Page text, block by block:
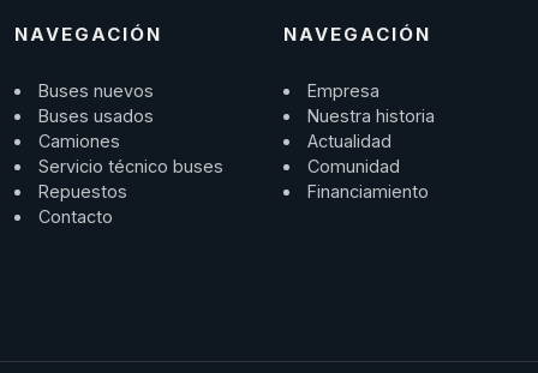
NAVEGACIÓN
Buses nuevos
Buses usados
Camiones
Servicio técnico buses
Repuestos
Contacto
NAVEGACIÓN
Empresa
Nuestra historia
Actualidad
Comunidad
Financiamiento